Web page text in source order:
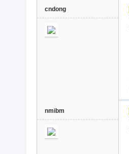
cndong
nmibm